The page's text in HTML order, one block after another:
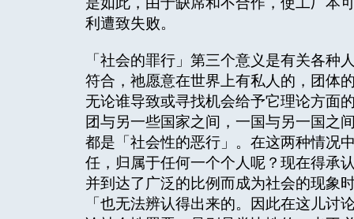
利遭致失败。
「社会的罪行」第三个意义是有关各
符合，祂愿意在世界上有私人的，团体
无论谁导致或寻找机会给予它理论方面
团与另一些国家之间，一国与另一国之
都是「社会性的恶行」。在这两种情况
任，归属于任何一个个人呢？现在得承
并到达了广泛的比例而成为社会的现象
「也无法辨认得出来的。因此在这儿